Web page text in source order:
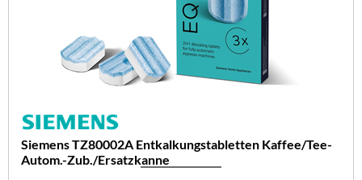
Siemens TZ80002A Entkalkungstabletten Kaffee/Tee-
Autom.-Zub./Ersatzkanne